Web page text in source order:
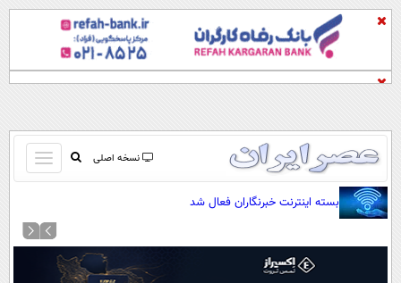
نسخه اصلی
باز
و
کردن
منو
صفحه اول
آرشیو
بسته اینترنت خبرنگاران فعال شد